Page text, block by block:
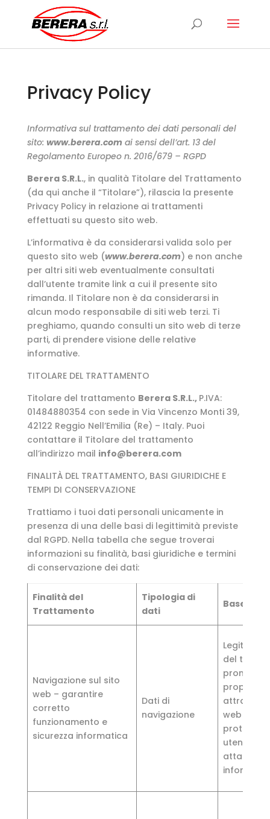
prodotti
Privacy Policy
Informativa sul trattamento dei dati personali del
sito: www.berera.com ai sensi dell’art. 13 del
Regolamento Europeo n. 2016/679 – RGPD
Berera S.R.L., in qualità Titolare del Trattamento
(da qui anche il “Titolare”), rilascia la presente
Privacy Policy in relazione ai trattamenti
effettuati su questo sito web.
L’informativa è da considerarsi valida solo per
questo sito web (www.berera.com) e non anche
per altri siti web eventualmente consultati
dall’utente tramite link a cui il presente sito
rimanda. Il Titolare non è da considerarsi in
alcun modo responsabile di siti web terzi. Ti
preghiamo, quando consulti un sito web di terze
parti, di prendere visione delle relative
informative.
TITOLARE DEL TRATTAMENTO
Titolare del trattamento Berera S.R.L., P.IVA:
01484880354 con sede in Via Vincenzo Monti 39,
42122 Reggio Nell’Emilia (Re) – Italy. Puoi
contattare il Titolare del trattamento
all’indirizzo mail info@berera.com
FINALITÀ DEL TRATTAMENTO, BASI GIURIDICHE E
TEMPI DI CONSERVAZIONE
Trattiamo i tuoi dati personali unicamente in
presenza di una delle basi di legittimità previste
dal RGPD. Nella tabella che segue troverai
informazioni su finalità, basi giuridiche e termini
di conservazione dei dati:
Finalità del
Trattamento
Tipologia di
dati
Base
Navigazione sul sito
web – garantire
corretto
funzionamento e
sicurezza informatica
Dati di
navigazione
Legittimo
del
propria
web e di
utenti e il
attacchi